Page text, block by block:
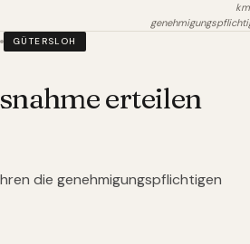
km
GÜTERSLOH
erteilen
die genehmigungspflichtigen